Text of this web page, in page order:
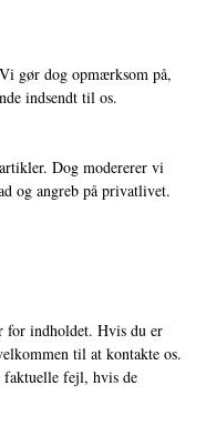
gør dog opmærksom på,
indsendt til os.
Dog modererer vi
og angreb på privatlivet.
for indholdet. Hvis du er
til at kontakte os.
fejl, hvis de